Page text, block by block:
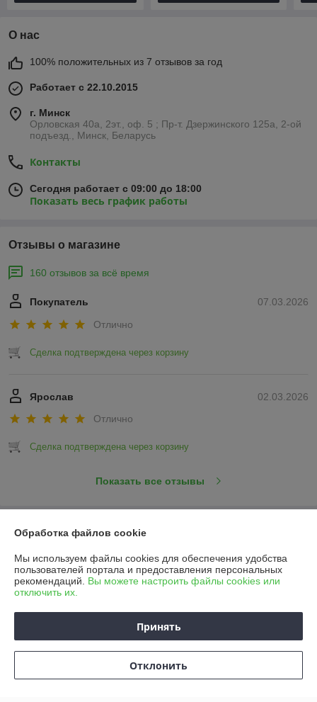
О нас
100% положительных из 7 отзывов за год
Работает с 22.10.2015
г. Минск
Орловская 40а, 2эт., оф. 5 ; Пр-т. Дзержинского 125а, 2-ой
подъезд., Минск, Беларусь
Контакты
Сегодня работает с 09:00 до 18:00
Показать весь график работы
Отзывы о магазине
160 отзывов за всё время
07.03.2026
Покупатель
Отлично
Сделка подтверждена через корзину
02.03.2026
Ярослав
Отлично
Сделка подтверждена через корзину
Показать все отзывы
О нас
Контакты
Доставка и оплата
Обработка файлов cookie
Мы используем файлы cookies для обеспечения удобства
пользователей портала и предоставления персональных
рекомендаций. Вы можете настроить файлы cookies или
отключить их.
Принять
Отклонить